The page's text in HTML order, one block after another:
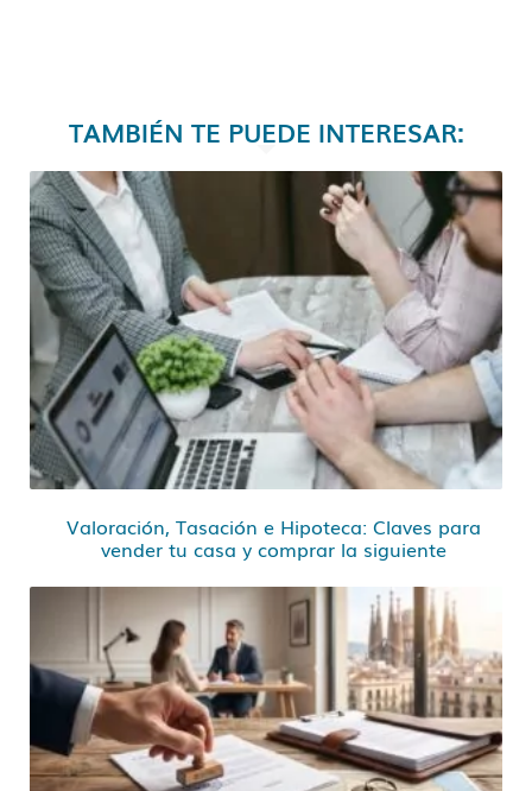
TAMBIÉN TE PUEDE INTERESAR:
Valoración, Tasación e Hipoteca: Claves para
vender tu casa y comprar la siguiente